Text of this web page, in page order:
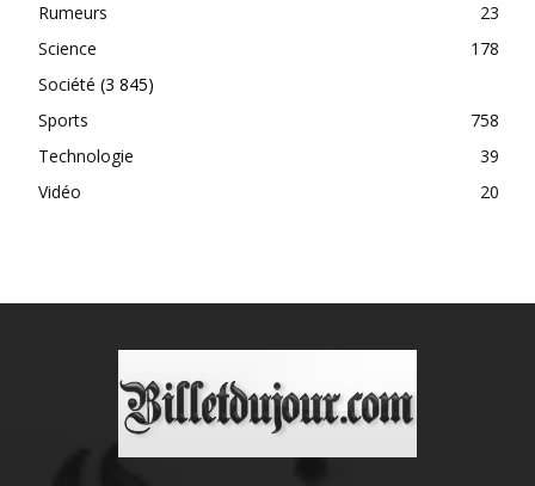
Rumeurs
23
Science
178
Société (3 845)
Sports
758
Technologie
39
Vidéo
20